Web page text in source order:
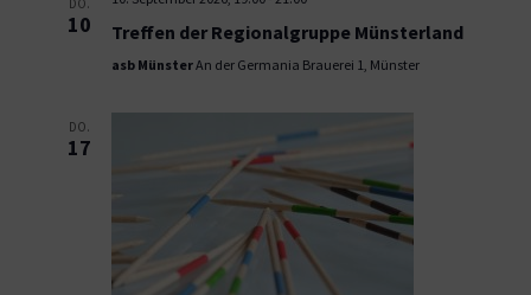
DO.
10 Treffen der Regionalgruppe Münsterland
asb MünsterAn der Germania Brauerei 1, Münster
DO.
17